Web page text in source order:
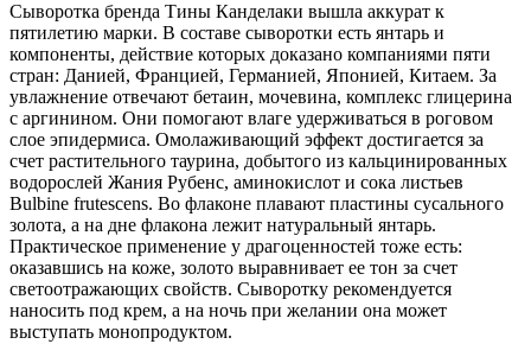
Сыворотка бренда Тины Канделаки вышла аккурат к
пятилетию марки. В составе сыворотки есть янтарь и
компоненты, действие которых доказано компаниями пяти
стран: Данией, Францией, Германией, Японией, Китаем. За
увлажнение отвечают бетаин, мочевина, комплекс глицерина
с аргинином. Они помогают влаге удерживаться в роговом
слое эпидермиса. Омолаживающий эффект достигается за
счет растительного таурина, добытого из кальцинированных
водорослей Жания Рубенс, аминокислот и сока листьев
Bulbine frutescens. Во флаконе плавают пластины сусального
золота, а на дне флакона лежит натуральный янтарь.
Практическое применение у драгоценностей тоже есть:
оказавшись на коже, золото выравнивает ее тон за счет
светоотражающих свойств. Сыворотку рекомендуется
наносить под крем, а на ночь при желании она может
выступать монопродуктом.